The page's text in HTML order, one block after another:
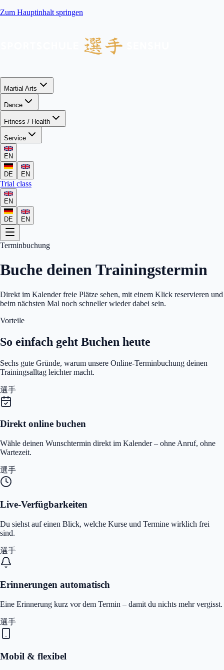
Zum Hauptinhalt springen
Martial Arts
Dance
Fitness / Health
Service
EN
DE EN
Trial class
EN
DE EN
Terminbuchung
Buche deinen Trainingstermin
Direkt im Kalender freie Plätze sehen, mit einem Klick reservieren und
beim nächsten Mal noch schneller wieder dabei sein.
Vorteile
So einfach geht Buchen heute
Sechs gute Gründe, warum unsere Online‑Terminbuchung deinen
Trainingsalltag leichter macht.
選手
Direkt online buchen
Wähle deinen Wunschtermin direkt im Kalender – ohne Anruf, ohne
Wartezeit.
選手
Live‑Verfügbarkeiten
Du siehst auf einen Blick, welche Kurse und Termine wirklich frei
sind.
選手
Erinnerungen automatisch
Eine Erinnerung kurz vor dem Termin – damit du nichts mehr vergisst.
選手
Mobil & flexibel